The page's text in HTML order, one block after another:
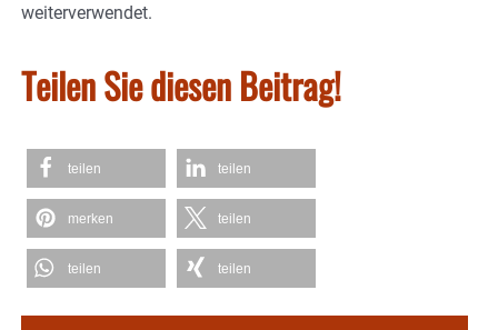
weiterverwendet.
Teilen Sie diesen Beitrag!
teilen teilen
merken teilen
teilen teilen